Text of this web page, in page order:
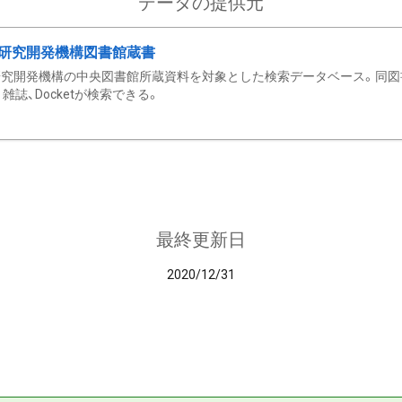
究開発機構図書館蔵書
開発機構の中央図書館所蔵資料を対象とした検索データベース。同
雑誌、Docketが検索できる。
最終更新日
2020/12/31